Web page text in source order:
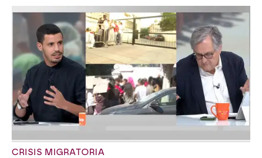
CRISIS MIGRATORIA